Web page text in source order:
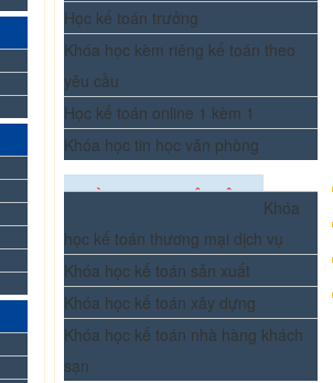
Học kế toán trưởng
Khóa học kèm riêng kế toán theo
yêu cầu
Học kế toán online 1 kèm 1
Khóa học tin học văn phòng
ĐÀO TẠO CHUYÊN SÂU
Khóa
học kế toán thương mại dịch vụ
Khóa học kế toán sản xuất
Khóa học kế toán xây dựng
Khóa học kế toán nhà hàng khách
sạn